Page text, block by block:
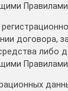
договора,
либо